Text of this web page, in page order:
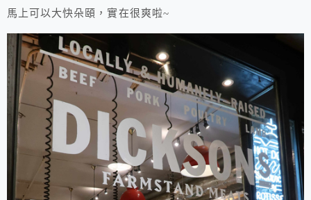
馬上可以大快朵頤，實在很爽啦~